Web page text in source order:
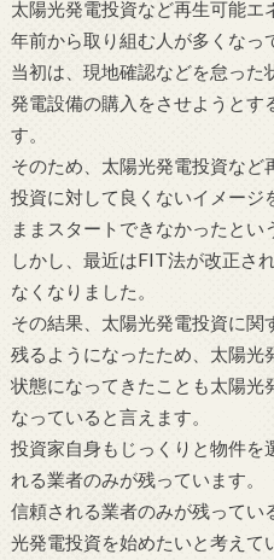
太陽光発電投資など再生可能エ
年前から取り組む人が多くなっ
当初は、現地確認などを怠っ
発電設備の購入をさせようとす
す。
そのため、太陽光発電投資など
投資に対して良くないイメージ
ままスタートできなかったとい
しかし、最近はFIT法が改正さ
なくなりました。
その結果、太陽光発電投資に関
残るようになったため、太陽光
状態になってきたことも太陽光
なっていると言えます。
投資家自身もじっくりと物件を
れる業者のみが残っています。
信頼される業者のみが残ってい
光発電投資を始めたいと考えて